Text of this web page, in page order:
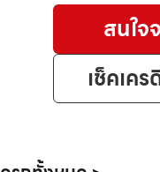
สนใจ
เช็คเค